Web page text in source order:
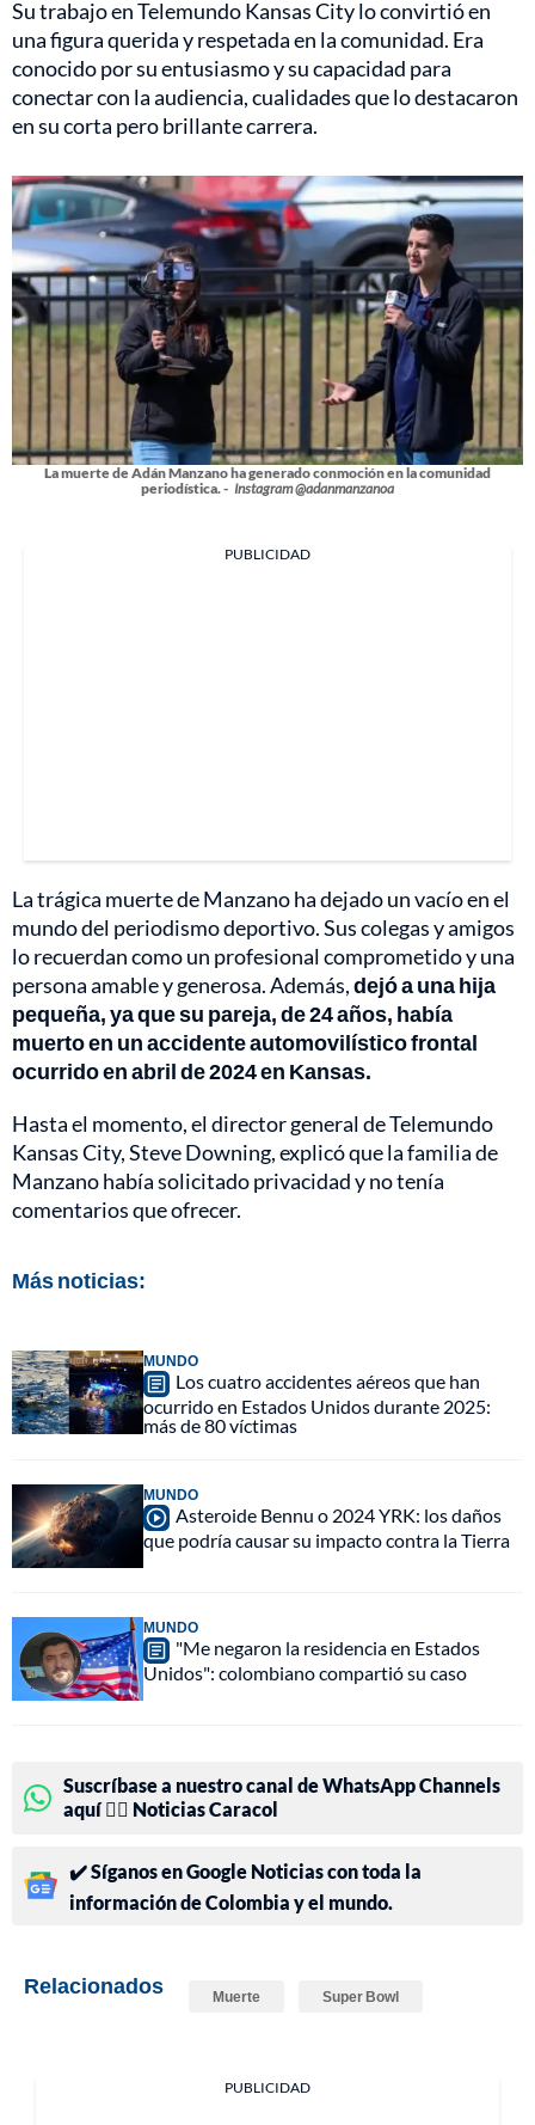
Su trabajo en Telemundo Kansas City lo convirtió en
una figura querida y respetada en la comunidad. Era
conocido por su entusiasmo y su capacidad para
conectar con la audiencia, cualidades que lo destacaron
en su corta pero brillante carrera.
La muerte de Adán Manzano ha generado conmoción en la comunidad
periodística. - Instagram @adanmanzanoa
PUBLICIDAD
La trágica muerte de Manzano ha dejado un vacío en el
mundo del periodismo deportivo. Sus colegas y amigos
lo recuerdan como un profesional comprometido y una
persona amable y generosa. Además,dejó a una hija
pequeña, ya que su pareja, de 24 años, había
muerto en un accidente automovilístico frontal
ocurrido en abril de 2024 en Kansas.
Hasta el momento, el director general de Telemundo
Kansas City, Steve Downing, explicó que la familia de
Manzano había solicitado privacidad y no tenía
comentarios que ofrecer.
Más noticias:
MUNDO
Los cuatro accidentes aéreos que han
ocurrido en Estados Unidos durante 2025:
más de 80 víctimas
MUNDO
Asteroide Bennu o 2024 YRK: los daños
que podría causar su impacto contra la Tierra
MUNDO
"Me negaron la residencia en Estados
Unidos": colombiano compartió su caso
Suscríbase a nuestro canal de WhatsApp Channels
aquí 👉🏻 Noticias Caracol
✔️ Síganos en Google Noticias con toda la
información de Colombia y el mundo.
Relacionados Muerte Super Bowl
PUBLICIDAD